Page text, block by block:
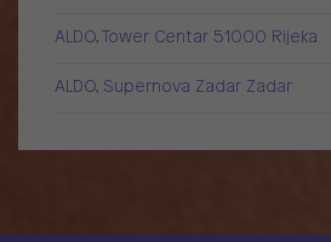
ALDO, Tower Centar 51000 Rijeka
ALDO, Supernova Zadar Zadar